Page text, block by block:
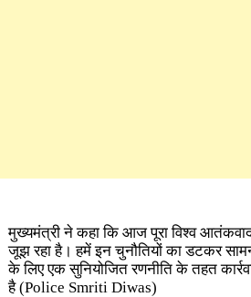
मुख्यमंत्री ने कहा कि आज पूरा विश्व
जूझ रहा है। हमें इन चुनौतियों का डटकर
के लिए एक सुनियोजित रणनीति के तहत
है (Police Smriti Diwas)